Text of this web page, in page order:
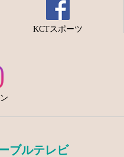
KCTスポーツ
ブルテレビ